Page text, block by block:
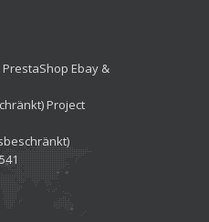
Ebay &
Project